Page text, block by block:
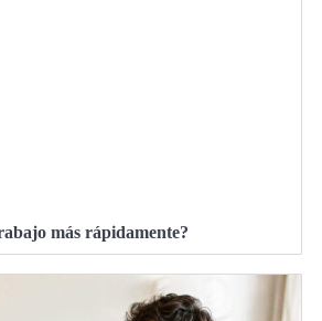
más rápidamente?